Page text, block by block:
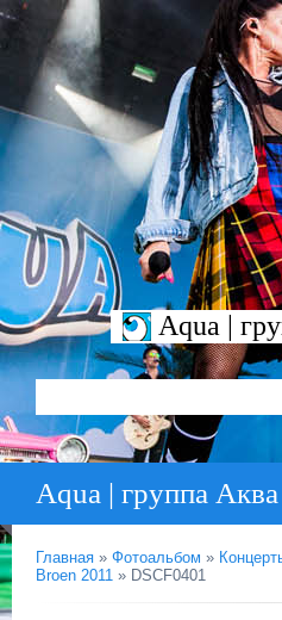
Aqua |
Aqua | группа Аква
Главная » Фотоальбом »
Broen 2011 » DSCF0401